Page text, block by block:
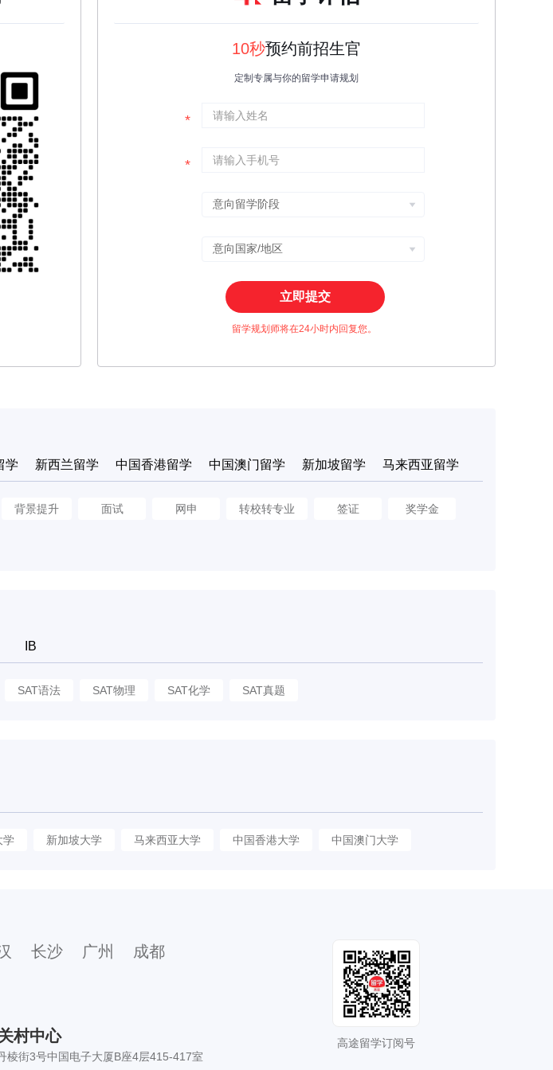
10秒预约前招生官
定制专属与你的留学申请规划
立即提交
留学规划师将在24小时内回复您。
学 新西兰留学 中国香港留学 中国澳门留学 新加坡留学 马来西亚留学
背景提升 面试 网申 转校转专业 签证 奖学金
IB
SAT语法 SAT物理 SAT化学 SAT真题
学 新加坡大学 马来西亚大学 中国香港大学 中国澳门大学
长沙 广州 成都
村中心
棱街3号中国电子大厦B座4层415-417室
高途留学订阅号